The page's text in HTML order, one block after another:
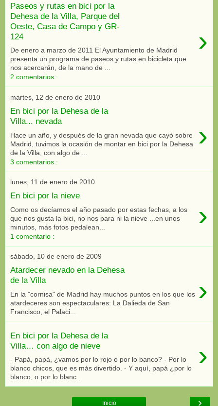
Paseos y rutas en bici por la
Dehesa de la Villa, Parque del
Oeste, Casa de Campo y GR-
124
›
De enero a marzo de 2011 El Ayuntamiento de Madrid
presenta un programa de paseos y rutas en bicicleta que
nos acercarán, de la mano de ...
2 comentarios :
martes, 12 de enero de 2010
En bici por la Dehesa de la
Villa... nevada
›
Hace un año, y después de la gran nevada que cayó sobre
Madrid, tuvimos la ocasión de montar en bici por la Dehesa
de la Villa, con algo de ...
3 comentarios :
lunes, 11 de enero de 2010
En bici por la nieve
›
Como os decíamos el año pasado por estas fechas, a los
que nos gusta la bici, no nos para ni la nieve ...en unos
minutos, más fotos pedalean...
1 comentario :
sábado, 10 de enero de 2009
Atardecer nevado en la Dehesa
de la Villa
›
En la "cornisa" de Madrid hay muchos puntos en los que los
atardeceres son espectaculares: La Dalieda de San
Francisco, el Palaci...
En bici por la Dehesa de la
Villa… con algo de nieve
›
- Papá, papá, ¿vamos por lo rojo o por lo banco? - Por lo
blanco chicos, que es más divertido. - Y aquí, papá ¿por lo
blanco, o por lo blanc...
›
Inicio